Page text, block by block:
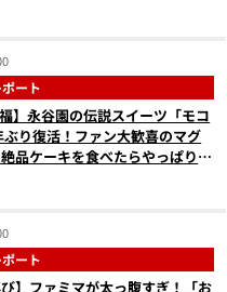
ート
】永谷園の伝説スイーツ「モコ
り復活！ファン大歓喜のマグ
品ケーキを食べたらやっぱり最
ート
び】ファミマが太っ腹すぎ！「お